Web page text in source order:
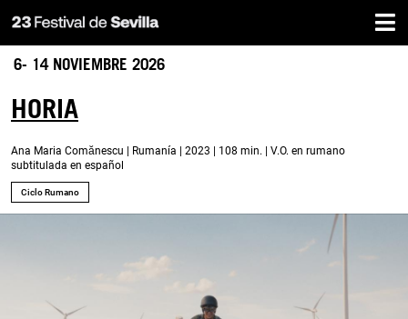
Pasar
al
contenido
6- 14 NOVIEMBRE 2026
Ciclo Rumano
HORIA
Ana Maria Comănescu | Rumanía | 2023 | 108 min. | V.O. en rumano
subtitulada en español